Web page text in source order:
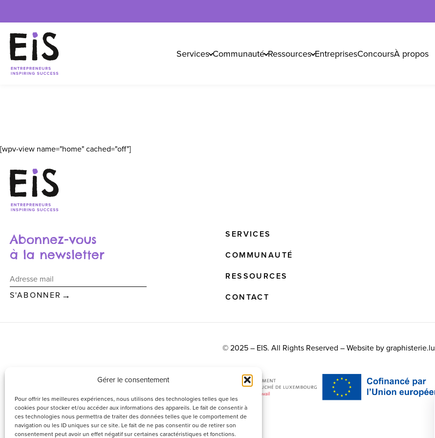
Gérer le consentement
Pour offrir les meilleures expériences, nous utilisons des technologies telles que les
cookies pour stocker et/ou accéder aux informations des appareils. Le fait de consentir à
ces technologies nous permettra de traiter des données telles que le comportement de
navigation ou les ID uniques sur ce site. Le fait de ne pas consentir ou de retirer son
consentement peut avoir un effet négatif sur certaines caractéristiques et fonctions.
Services Communauté Ressources EntreprisesConcoursÀ propos
[wpv-view name="home" cached="off"]
Abonnez-vous
à la newsletter
→
SERVICES
COMMUNAUTÉ
RESSOURCES
CONTACT
© 2025 – EIS. All Rights Reserved – Website bygraphisterie.lu